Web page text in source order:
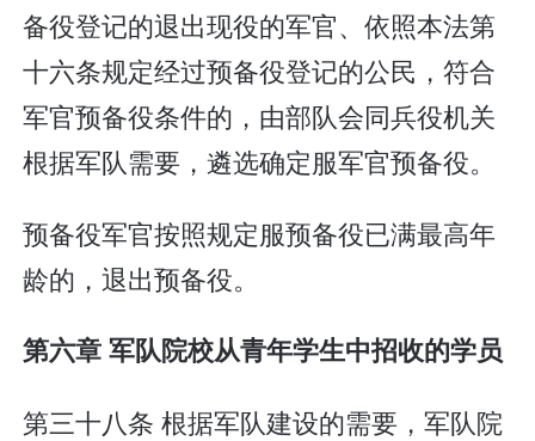
备役登记的退出现役的军官、依照本法第
十六条规定经过预备役登记的公民，符合
军官预备役条件的，由部队会同兵役机关
根据军队需要，遴选确定服军官预备役。
预备役军官按照规定服预备役已满最高年
龄的，退出预备役。
第六章 军队院校从青年学生中招收的学员
第三十八条 根据军队建设的需要，军队院